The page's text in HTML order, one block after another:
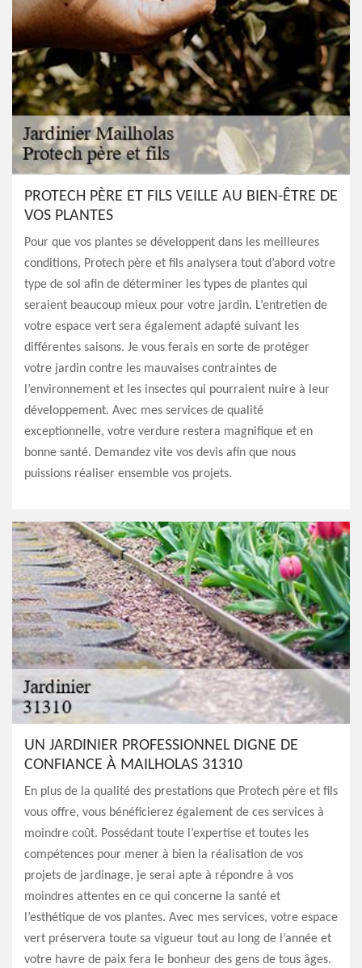
PROTECH PÈRE ET FILS VEILLE AU BIEN-ÊTRE DE
VOS PLANTES
Pour que vos plantes se développent dans les meilleures
conditions, Protech père et fils analysera tout d’abord votre
type de sol afin de déterminer les types de plantes qui
seraient beaucoup mieux pour votre jardin. L’entretien de
votre espace vert sera également adapté suivant les
différentes saisons. Je vous ferais en sorte de protéger
votre jardin contre les mauvaises contraintes de
l’environnement et les insectes qui pourraient nuire à leur
développement. Avec mes services de qualité
exceptionnelle, votre verdure restera magnifique et en
bonne santé. Demandez vite vos devis afin que nous
puissions réaliser ensemble vos projets.
UN JARDINIER PROFESSIONNEL DIGNE DE
CONFIANCE À MAILHOLAS 31310
En plus de la qualité des prestations que Protech père et fils
vous offre, vous bénéficierez également de ces services à
moindre coût. Possédant toute l’expertise et toutes les
compétences pour mener à bien la réalisation de vos
projets de jardinage, je serai apte à répondre à vos
moindres attentes en ce qui concerne la santé et
l’esthétique de vos plantes. Avec mes services, votre espace
vert préservera toute sa vigueur tout au long de l’année et
votre havre de paix fera le bonheur des gens de tous âges.